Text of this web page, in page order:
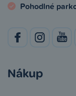
Pohodlné
Nákup